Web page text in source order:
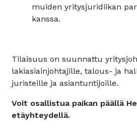
muiden yritysjuridiikan
kanssa.
Tilaisuus on suunnattu
lakiasiainjohtajille, talous- ja
juristeille ja asiantuntijoille.
Voit osallistua paikan päällä
etäyhteydellä.